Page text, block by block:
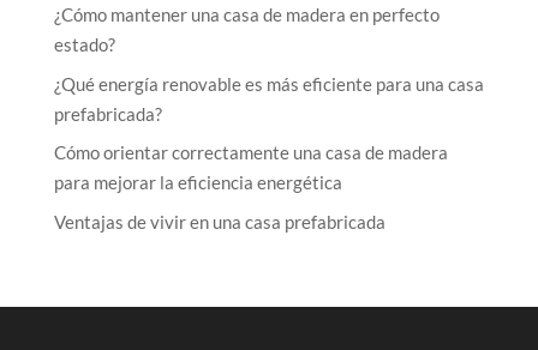
¿Cómo mantener una casa de madera en perfecto
estado?
¿Qué energía renovable es más eficiente para una casa
prefabricada?
Cómo orientar correctamente una casa de madera
para mejorar la eficiencia energética
Ventajas de vivir en una casa prefabricada